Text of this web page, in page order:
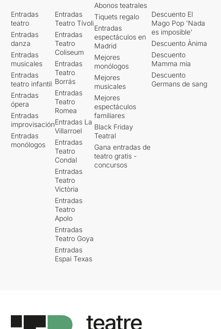
Entradas
teatro
Entradas
danza
Entradas
musicales
Entradas
teatro infantil
Entradas
ópera
Entradas
improvisación
Entradas
monólogos
Entradas
Teatro Tívoli
Entradas
Teatro
Coliseum
Entradas
Teatro
Borrás
Entradas
Teatro
Romea
Entradas La
Villarroel
Entradas
Teatro
Condal
Entradas
Teatro
Victòria
Entradas
Teatro
Apolo
Entradas
Teatro Goya
Entradas
Espai Texas
Abonos teatrales
Tiquets regalo
Entradas
espectáculos en
Madrid
Mejores
monólogos
Mejores
musicales
Mejores
espectáculos
familiares
Black Friday
Teatral
Gana entradas de
teatro gratis -
concursos
Descuento El
Mago Pop 'Nada
es imposible'
Descuento Ànima
Descuento
Mamma mia
Descuento
Germans de sang